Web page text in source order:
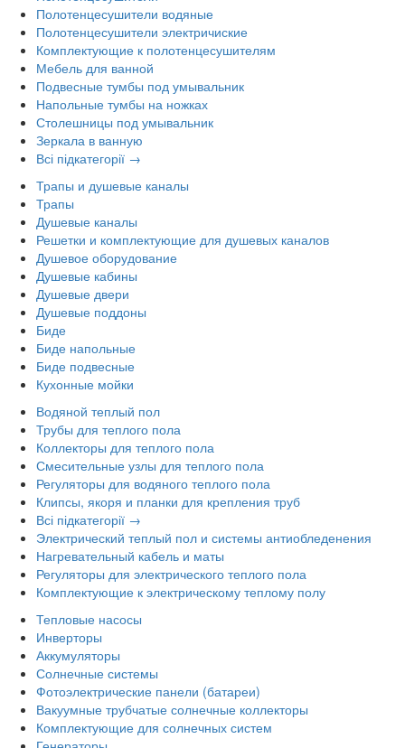
Полотенцесушители водяные
Полотенцесушители электричиские
Комплектующие к полотенцесушителям
Мебель для ванной
Подвесные тумбы под умывальник
Напольные тумбы на ножках
Столешницы под умывальник
Зеркала в ванную
Всі підкатегорії →
Трапы и душевые каналы
Трапы
Душевые каналы
Решетки и комплектующие для душевых каналов
Душевое оборудование
Душевые кабины
Душевые двери
Душевые поддоны
Биде
Биде напольные
Биде подвесные
Кухонные мойки
Водяной теплый пол
Трубы для теплого пола
Коллекторы для теплого пола
Смесительные узлы для теплого пола
Регуляторы для водяного теплого пола
Клипсы, якоря и планки для крепления труб
Всі підкатегорії →
Электрический теплый пол и системы антиобледенения
Нагревательный кабель и маты
Регуляторы для электрического теплого пола
Комплектующие к электрическому теплому полу
Тепловые насосы
Инверторы
Аккумуляторы
Солнечные системы
Фотоэлектрические панели (батареи)
Вакуумные трубчатые солнечные коллекторы
Комплектующие для солнечных систем